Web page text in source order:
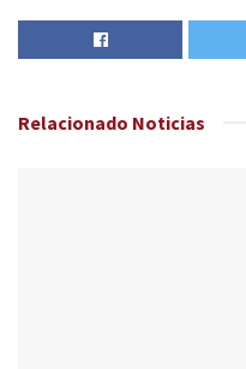
Relacionado Noticias